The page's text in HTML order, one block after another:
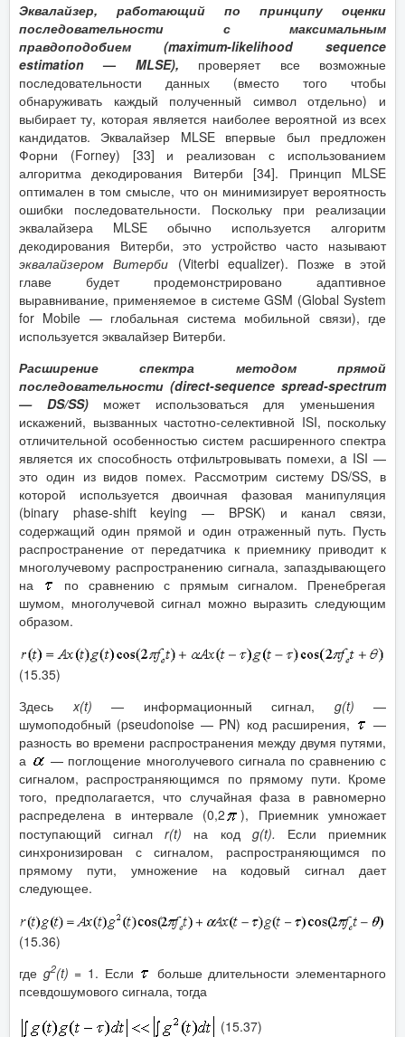
Эквалайзер, работающий по принципу оценки
последовательности с максимальным
правдоподобием (maximum-likelihood
sequence
estimation
— MLSE), проверяет все возможные
последовательности данных (вместо того чтобы
обнаруживать каждый полученный символ отдельно) и
выбирает ту, которая является наиболее вероятной из всех
кандидатов. Эквалайзер MLSE впервые был предложен
Форни (Forney) [33] и реализован с использованием
алгоритма декодирования Витерби [34]. Принцип MLSE
оптимален в том смысле, что он минимизирует вероятность
ошибки последовательности. Поскольку при реализации
эквалайзера MLSE обычно используется алгоритм
декодирования Витерби, это устройство часто называют
эквалайзером Витерби (Viterbi equalizer). Позже в этой
главе будет продемонстрировано адаптивное
выравнивание, применяемое в системе GSM (Global System
for Mobile — глобальная система мобильной связи), где
используется эквалайзер Витерби.
Расширение спектра методом прямой
последовательности (direct-sequence spread-spectrum
— DS/SS)может использоваться для уменьшения
искажений, вызванных частотно-селективной ISI, поскольку
отличительной особенностью систем расширенного спектра
является их способность отфильтровывать помехи, a ISI —
это один из видов помех. Рассмотрим систему DS/SS, в
которой используется двоичная фазовая манипуляция
(binary phase-shift keying — BPSK) и канал связи,
содержащий один прямой и один отраженный путь. Пусть
распространение от передатчика к приемнику приводит к
многолучевому распространению сигнала, запаздывающего
на
по сравнению с прямым сигналом. Пренебрегая
шумом, многолучевой сигнал можно выразить следующим
образом.
(15.35)
Здесь x(t) — информационный сигнал, g(t) —
шумоподобный (pseudonoise — PN) код расширения,
—
разность во времени распространения между двумя путями,
а
— поглощение многолучевого сигнала по сравнению с
сигналом, распространяющимся по прямому пути. Кроме
того, предполагается, что случайная фаза в равномерно
распределена в интервале (0,2
), Приемник умножает
поступающий сигналr(t) на код g(t). Если приемник
синхронизирован с сигналом, распространяющимся по
прямому пути, умножение на кодовый сигнал дает
следующее.
(15.36)
где g2(t) = 1. Если
больше длительности элементарного
псевдошумового сигнала, тогда
(15.37)